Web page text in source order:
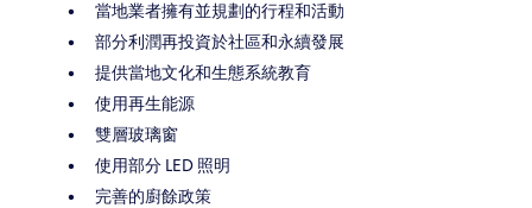
當地業者擁有並規劃的行程和活動
部分利潤再投資於社區和永續發展
提供當地文化和生態系統教育
使用再生能源
雙層玻璃窗
使用部分 LED 照明
完善的廚餘政策